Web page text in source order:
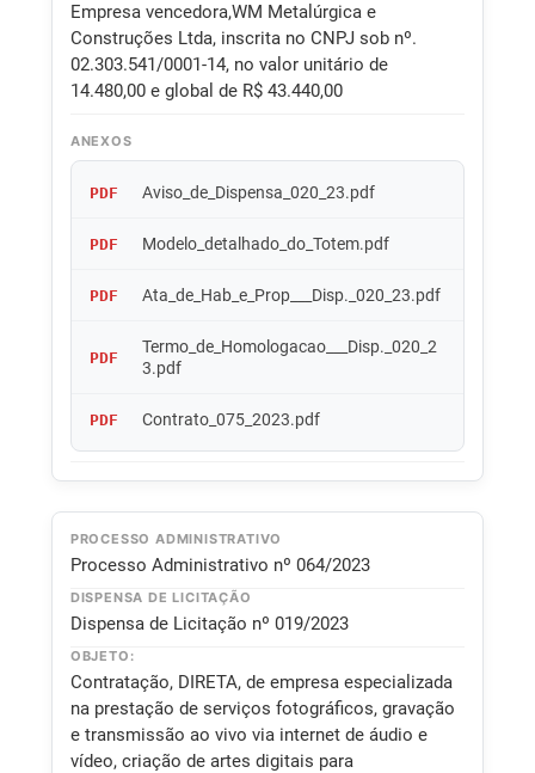
Empresa vencedora,WM Metalúrgica e
Construções Ltda, inscrita no CNPJ sob nº.
02.303.541/0001-14, no valor unitário de
14.480,00 e global de R$ 43.440,00
ANEXOS
PDF Aviso_de_Dispensa_020_23.pdf
PDF Modelo_detalhado_do_Totem.pdf
PDF Ata_de_Hab_e_Prop___Disp._020_23.pdf
PDF
Termo_de_Homologacao___Disp._020_2
3.pdf
PDF Contrato_075_2023.pdf
PROCESSO ADMINISTRATIVO
Processo Administrativo nº 064/2023
DISPENSA DE LICITAÇÃO
Dispensa de Licitação nº 019/2023
OBJETO:
Contratação, DIRETA, de empresa especializada
na prestação de serviços fotográficos, gravação
e transmissão ao vivo via internet de áudio e
vídeo, criação de artes digitais para